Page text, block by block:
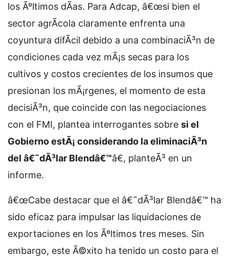
los Ãºltimos dÃ­as. Para Adcap, â€œsi bien el
sector agrÃ­cola claramente enfrenta una
coyuntura difÃ­cil debido a una combinaciÃ³n de
condiciones cada vez mÃ¡s secas para los
cultivos y costos crecientes de los insumos que
presionan los mÃ¡rgenes, el momento de esta
decisiÃ³n, que coincide con las negociaciones
con el FMI, plantea interrogantes sobre si el
Gobierno estÃ¡ considerando la eliminaciÃ³n
del â€˜dÃ³lar Blendâ€™â€, planteÃ³ en un
informe.
â€œCabe destacar que el â€˜dÃ³lar Blendâ€™ ha
sido eficaz para impulsar las liquidaciones de
exportaciones en los Ãºltimos tres meses. Sin
embargo, este Ã©xito ha tenido un costo para el